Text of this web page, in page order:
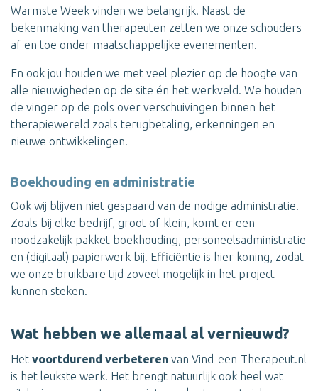
Warmste Week vinden we belangrijk! Naast de
bekenmaking van therapeuten zetten we onze schouders
af en toe onder maatschappelijke evenementen.
En ook jou houden we met veel plezier op de hoogte van
alle nieuwigheden op de site én het werkveld. We houden
de vinger op de pols over verschuivingen binnen het
therapiewereld zoals terugbetaling, erkenningen en
nieuwe ontwikkelingen.
Boekhouding en administratie
Ook wij blijven niet gespaard van de nodige administratie.
Zoals bij elke bedrijf, groot of klein, komt er een
noodzakelijk pakket boekhouding, personeelsadministratie
en (digitaal) papierwerk bij. Efficiëntie is hier koning, zodat
we onze bruikbare tijd zoveel mogelijk in het project
kunnen steken.
Wat hebben we allemaal al vernieuwd?
Het voortdurend verbeteren van Vind-een-Therapeut.nl
is het leukste werk! Het brengt natuurlijk ook heel wat